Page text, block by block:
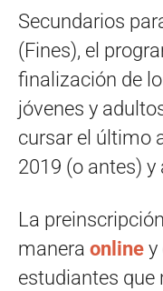
Secundarios
(Fines), el
finalización de
jóvenes y
cursar el último
2019 (o antes)
La
manera online y
estudiantes que